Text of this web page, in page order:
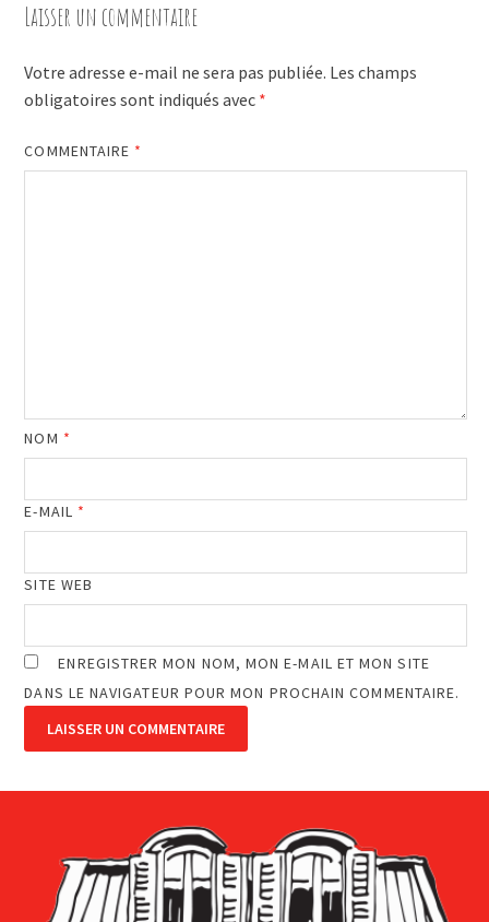
Laisser un commentaire
Votre adresse e-mail ne sera pas publiée. Les champs
obligatoires sont indiqués avec *
COMMENTAIRE *
NOM *
E-MAIL *
SITE WEB
ENREGISTRER MON NOM, MON E-MAIL ET MON SITE
DANS LE NAVIGATEUR POUR MON PROCHAIN COMMENTAIRE.